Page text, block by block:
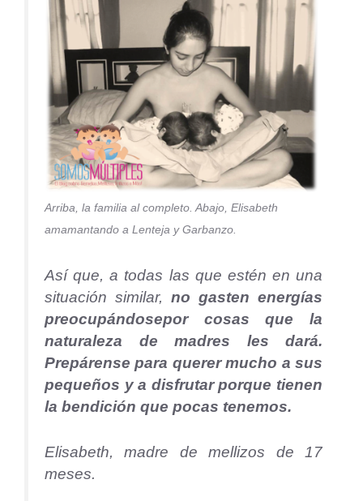
Arriba, la familia al completo. Abajo, Elisabeth
amamantando a Lenteja y Garbanzo.
Así que, a todas las que estén en una
situación similar, no gasten energías
preocupándosepor cosas que la
naturaleza de madres les dará.
Prepárense para querer mucho a sus
pequeños y a disfrutar porque tienen
la bendición que pocas tenemos.
Elisabeth, madre de mellizos de 17
meses.